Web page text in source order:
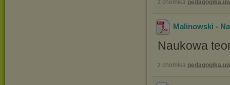
z chomika
Malinowski -
Naukowa
z chomika